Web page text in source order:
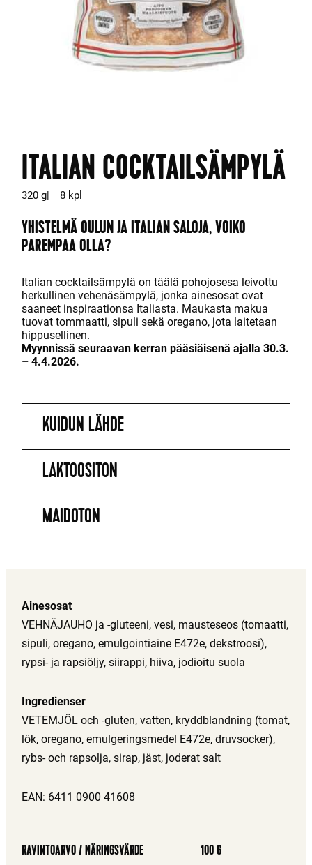
ITALIAN COCKTAILSÄMPYLÄ
320 g 8 kpl
YHISTELMÄ OULUN JA ITALIAN SALOJA, VOIKO
PAREMPAA OLLA?
Italian cocktailsämpylä on täälä pohojosesa leivottu
herkullinen vehenäsämpylä, jonka ainesosat ovat
saaneet inspiraationsa Italiasta. Maukasta makua
tuovat tommaatti, sipuli sekä oregano, jota laitetaan
hippusellinen.
Myynnissä seuraavan kerran pääsiäisenä ajalla 30.3.
– 4.4.2026.
KUIDUN LÄHDE
LAKTOOSITON
MAIDOTON
Ainesosat
VEHNÄJAUHO ja -gluteeni, vesi, mausteseos (tomaatti,
sipuli, oregano, emulgointiaine E472e, dekstroosi),
rypsi- ja rapsiöljy, siirappi, hiiva, jodioitu suola
Ingredienser
VETEMJÖL och -gluten, vatten, kryddblandning (tomat,
lök, oregano, emulgeringsmedel E472e, druvsocker),
rybs- och rapsolja, sirap, jäst, joderat salt
EAN: 6411 0900 41608
RAVINTOARVO / NÄRINGSVÄRDE 100 G